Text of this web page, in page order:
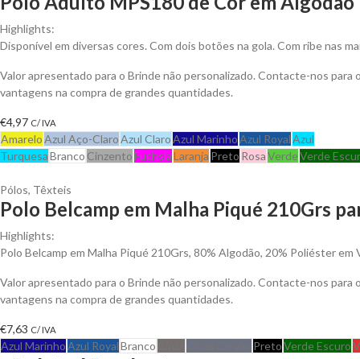
Highlights:
Disponível em diversas cores. Com dois botões na gola. Com ribe nas
Valor apresentado para o Brinde não personalizado. Contacte-nos para
vantagens na compra de grandes quantidades.
€4,97 C/ IVA
AmareloAzul Aço-ClaroAzul ClaroAzul MarinhoAzul RoyalAzul
TurquesaBranco CinzentoFuchsiaLaranja Preto RosaVerdeVerde
Pólos, Têxteis
Polo Belcamp em Malha Piqué 210Grs
Highlights:
Polo Belcamp em Malha Piqué 210Grs, 80% Algodão, 20% Poliéster em
Valor apresentado para o Brinde não personalizado. Contacte-nos para
vantagens na compra de grandes quantidades.
€7,63 C/ IVA
Azul MarinhoAzul RoyalBranco PretoVerde Escuro